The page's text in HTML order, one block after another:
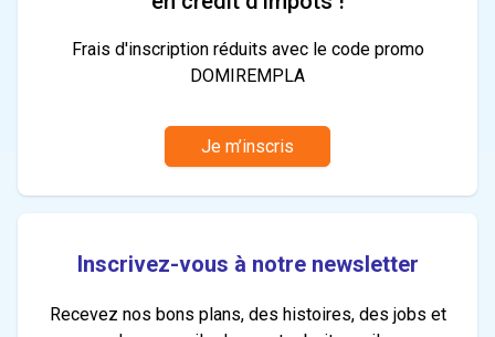
Frais d'inscription réduits avec le code promo
DOMIREMPLA
Je m’inscris
Inscrivez-vous à notre newsletter
Recevez nos bons plans, des histoires, des jobs et